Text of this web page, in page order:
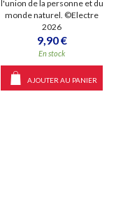
l'union de la personne et du
monde naturel. ©Electre
2026
9,90 €
En stock
AJOUTER AU PANIER